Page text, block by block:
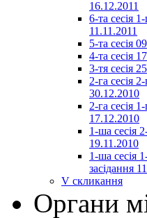
16.12.2011
6-та сесія
11.11.2011
5-та сесія
4-та сесія
3-тя сесія
2-га сесія
30.12.2010
2-га сесія
17.12.2010
1-ша сесія
19.11.2010
1-ша сесія
засідання
V скликання
Органи